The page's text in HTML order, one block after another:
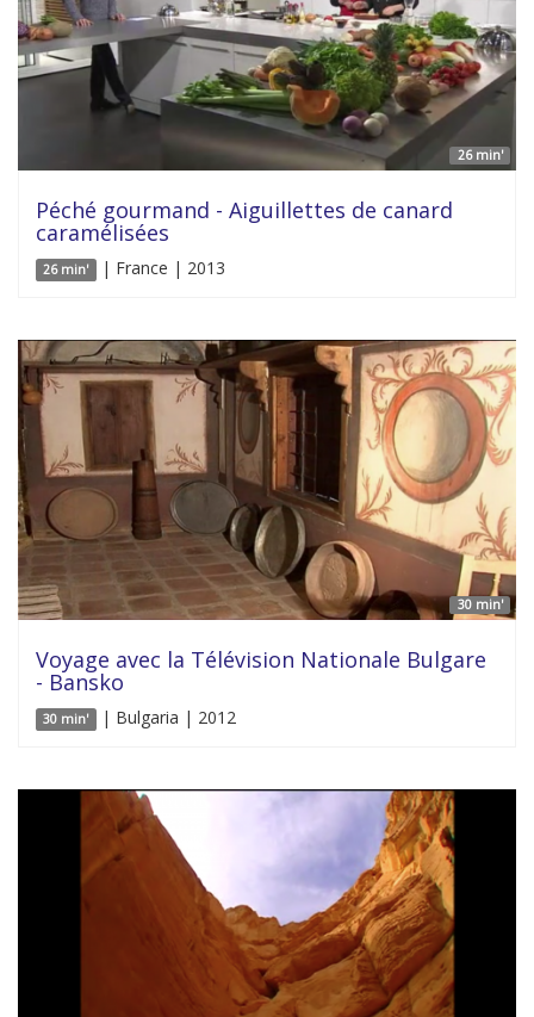
26 min'
Péché gourmand - Aiguillettes de canard
caramélisées
26 min' | France | 2013
30 min'
Voyage avec la Télévision Nationale Bulgare
- Bansko
30 min' | Bulgaria | 2012